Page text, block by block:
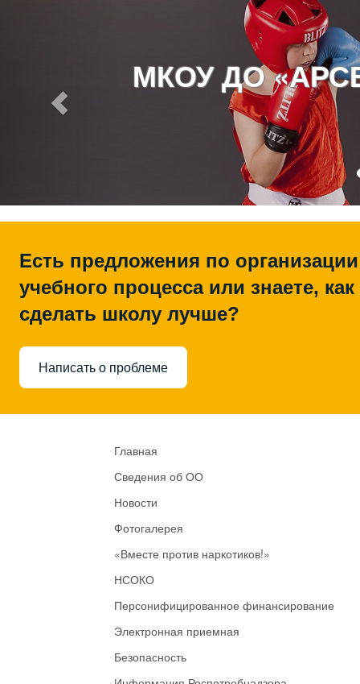
МКОУ ДО
Есть предложения по организации
учебного процесса или знаете, как
сделать школу лучше?
Написать о проблеме
Главная
Сведения об ОО
Новости
Фотогалерея
«Вместе против наркотиков!»
НСОКО
Персонифицированное финансирование
Электронная приемная
Безопасность